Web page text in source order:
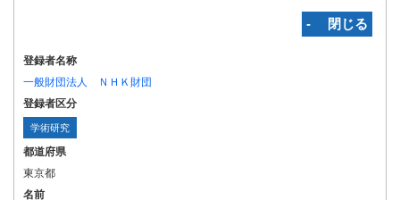
‐ 閉じる
登録者名称
一般財団法人 ＮＨＫ財団
登録者区分
学術研究
都道府県
東京都
名前